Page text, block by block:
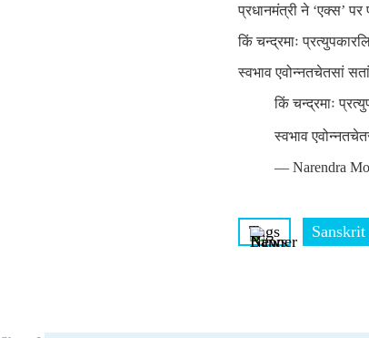
प्रधानमंत्री ने ‘एक्‍स’ पर
किं चन्द्रमाः
स्वभाव एवोन्नतचेतसां
किं चन्द्रमाः
स्वभाव
— Narendra
Tags Sanskrit